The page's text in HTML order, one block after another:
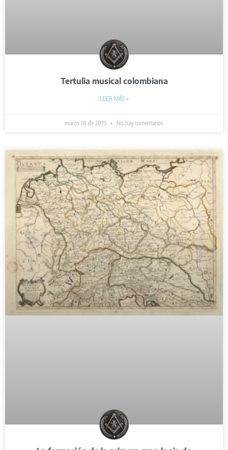
Tertulia musical colombiana
LEER MÁS »
marzo 18 de 2019 No hay comentarios